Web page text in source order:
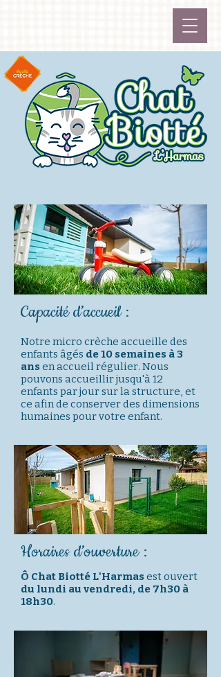
Capacité d’accueil :
Notre micro crèche accueille des
enfants âgés de 10 semaines à 3
ansen accueil régulier. Nous
pouvons accueillir jusqu'à 12
enfants par jour sur la structure, et
ce afin de conserver des dimensions
humaines pour votre enfant.
Horaires d’ouverture :
Ô Chat Biotté L'Harmasest ouvert
du lundi au vendredi, de 7h30 à
18h30.